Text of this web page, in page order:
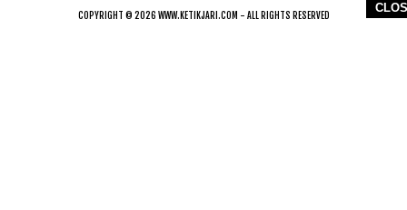
COPYRIGHT © 2026 WWW.KETIKJARI.COM - ALL RIGHTS RESERVED